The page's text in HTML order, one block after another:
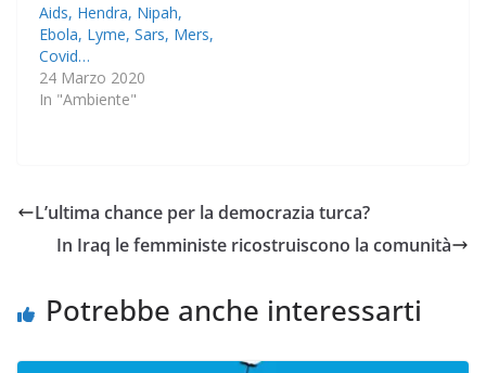
Aids, Hendra, Nipah,
Ebola, Lyme, Sars, Mers,
Covid…
24 Marzo 2020
In "Ambiente"
L’ultima chance per la democrazia turca?
In Iraq le femministe ricostruiscono la comunità
Potrebbe anche interessarti